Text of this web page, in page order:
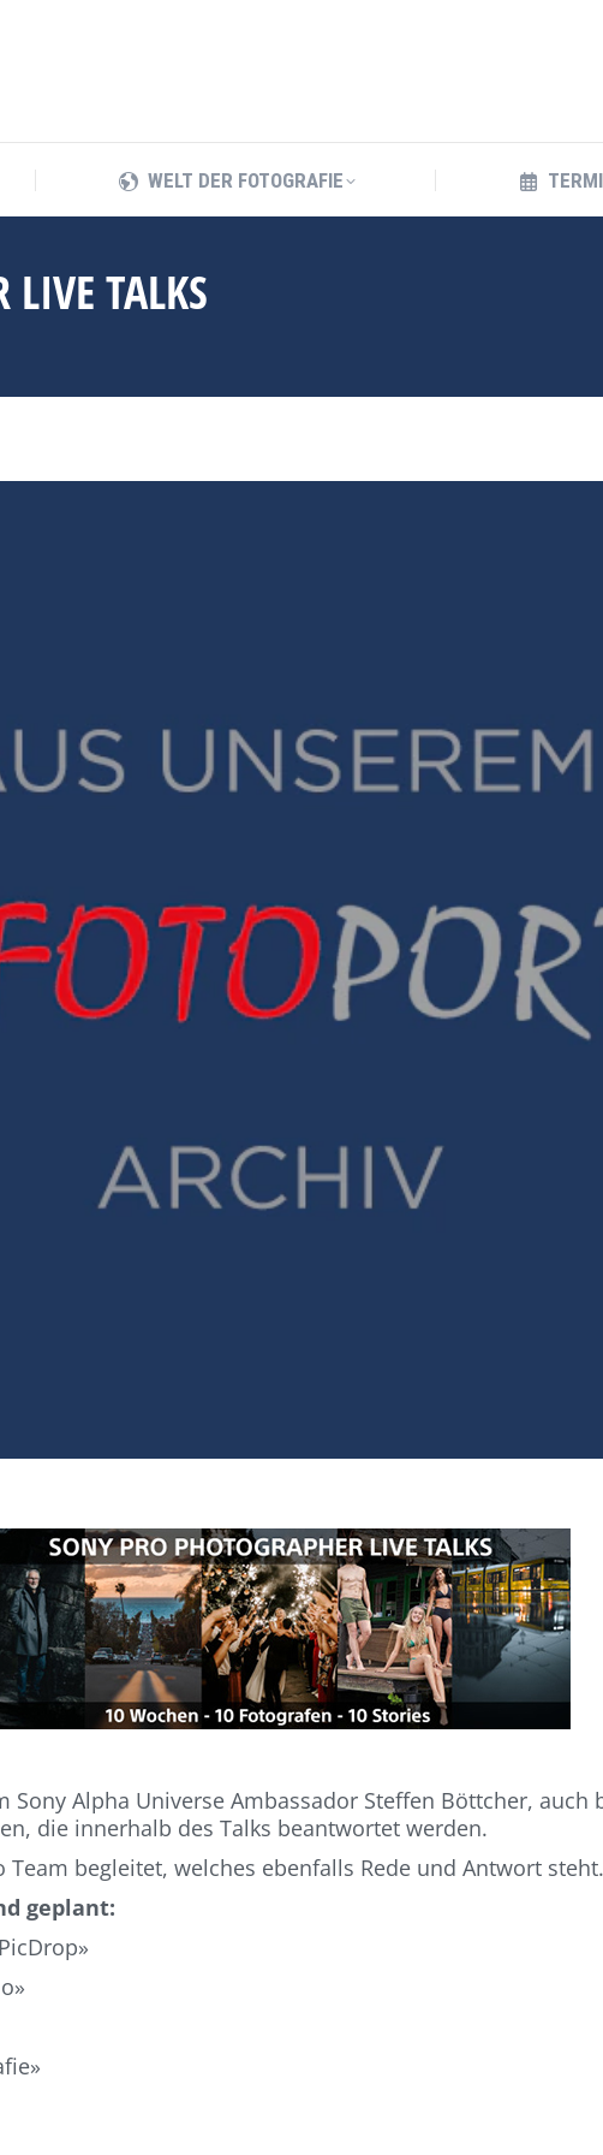
WELT DER FOTOGRAFIE
LIVE TALKS
Alpha Universe Ambassador Steffen Böttcher, auch
die innerhalb des Talks beantwortet werden.
begleitet, welches ebenfalls Rede und Antwort steht.
geplant: